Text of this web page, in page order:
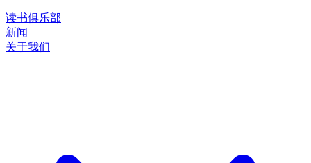
读书俱乐部
新闻
关于我们